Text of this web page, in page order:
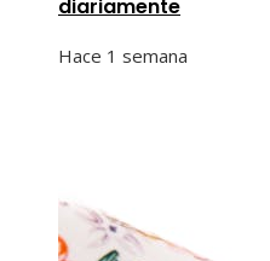
diariamente
Hace 1 semana